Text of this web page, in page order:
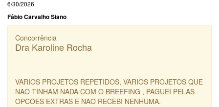
6/30/2026
Fábio Carvalho Siano
Concorrência
Dra Karoline Rocha
VARIOS PROJETOS REPETIDOS, VARIOS PROJETOS QUE
NAO TINHAM NADA COM O BREEFING , PAGUEI PELAS
OPCOES EXTRAS E NAO RECEBI NENHUMA.